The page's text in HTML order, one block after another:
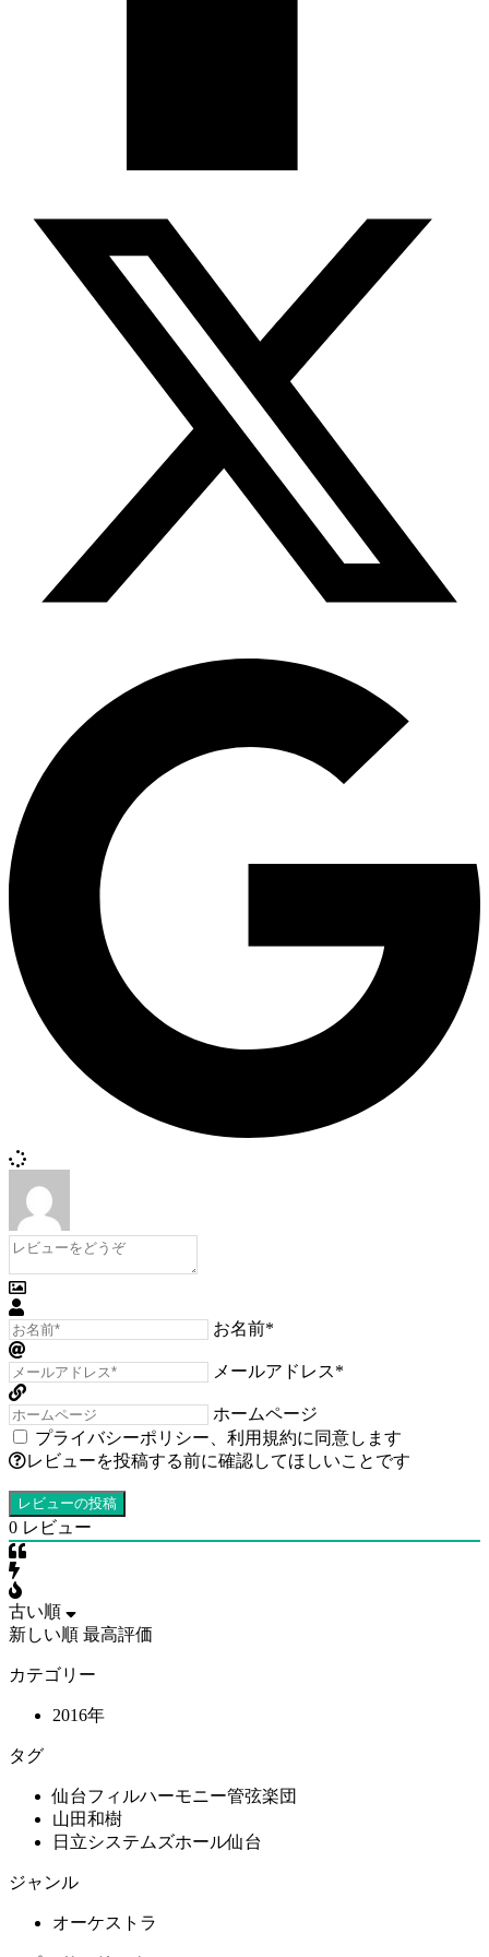
お名前*
メールアドレス*
ホームページ
プライバシーポリシー
利用規約に同意します
レビューを投稿する前に確認してほしいことです
0 レビュー
古い順
新しい順 最高評価
カテゴリー
2016年
タグ
仙台フィルハーモニー管弦楽団
山田和樹
日立システムズホール仙台
ジャンル
オーケストラ